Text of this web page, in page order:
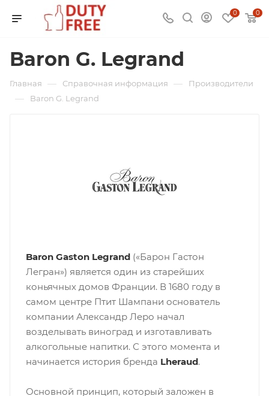
0 0
Baron G. Legrand
Главная — Справочная информация — Производители
— Baron G. Legrand
Baron Gaston Legrand(«Барон Гастон
Легран») является один из старейших
коньячных домов Франции. В 1680 году в
самом центре Птит Шампани основатель
компании Александр Леро начал
возделывать виноград и изготавливать
алкогольные напитки. С этого момента и
начинается история бренда Lheraud.
Основной принцип, который заложен в